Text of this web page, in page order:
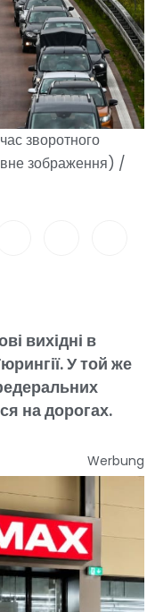
зворотного
зображення) /
вихідні в
У той же
на дорогах.
Werbung